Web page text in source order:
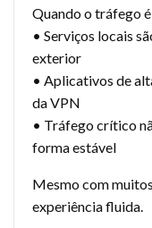
Quando o tráfego
• Serviços locais
exterior
• Aplicativos de
da VPN
• Tráfego crítico
forma estável
Mesmo com
experiência fluida.